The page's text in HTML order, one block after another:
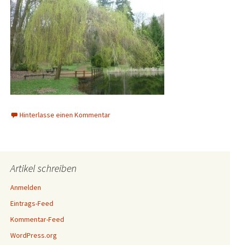
Hinterlasse einen Kommentar
Artikel schreiben
Anmelden
Eintrags-Feed
Kommentar-Feed
WordPress.org